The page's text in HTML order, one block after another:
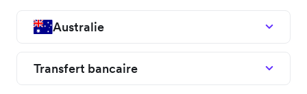
Australie
Transfert bancaire